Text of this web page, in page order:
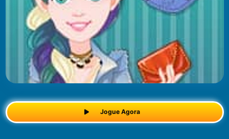
Jogue Agora